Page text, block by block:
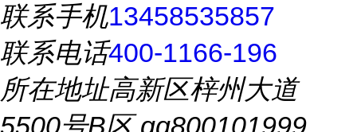
联系手机13458535857
联系电话400-1166-196
所在地址高新区梓州大道
5500号B区 qq800101999